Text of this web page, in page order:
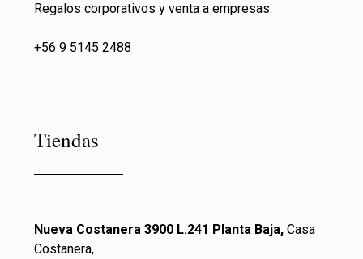
Regalos corporativos y venta a empresas:
+56 9 5145 2488
Tiendas
Nueva Costanera 3900 L.241 Planta Baja, Casa
Costanera,